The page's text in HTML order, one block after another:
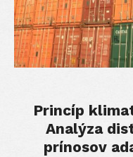
Princíp
Analýza
prínosov